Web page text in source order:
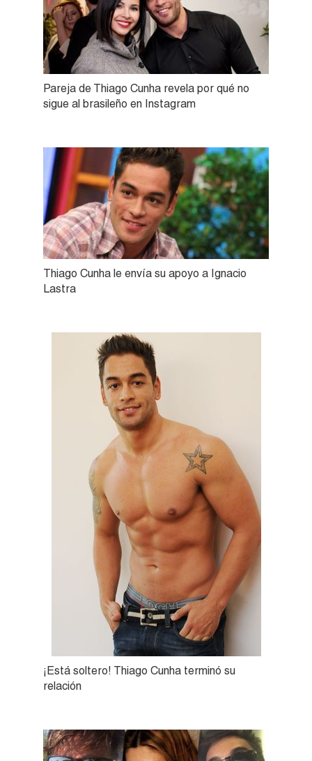
Pareja de Thiago Cunha revela por qué no
sigue al brasileño en Instagram
Thiago Cunha le envía su apoyo a Ignacio
Lastra
¡Está soltero! Thiago Cunha terminó su
relación